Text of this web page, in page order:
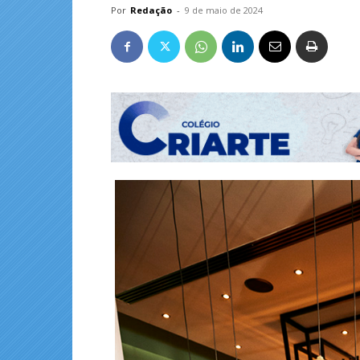
Por Redação - 9 de maio de 2024